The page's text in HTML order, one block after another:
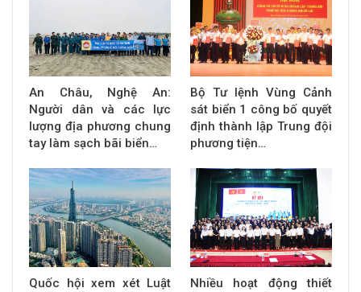
An Châu, Nghệ An:
Người dân và các lực
lượng địa phương chung
tay làm sạch bãi biển…
Bộ Tư lệnh Vùng Cảnh
sát biển 1 công bố quyết
định thành lập Trung đội
phương tiện…
Quốc hội xem xét Luật
Nhiều hoạt động thiết